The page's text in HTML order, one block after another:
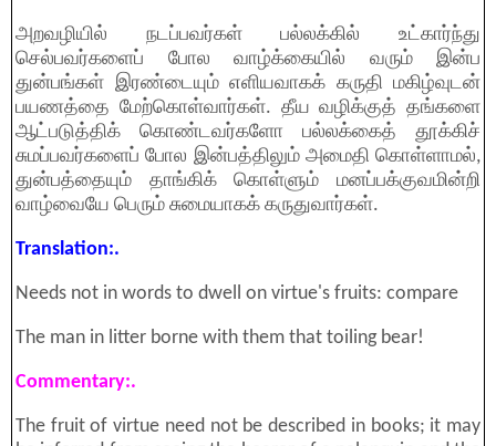
அறவழியில் நடப்பவர்கள் பல்லக்கில் உட்கார்ந்து
செல்பவர்களைப் போல வாழ்க்கையில் வரும் இன்ப
துன்பங்கள் இரண்டையும் எளியவாகக் கருதி மகிழ்வுடன்
பயணத்தை மேற்கொள்வார்கள். தீய வழிக்குத் தங்களை
ஆட்படுத்திக் கொண்டவர்களோ பல்லக்கைத் தூக்கிச்
சுமப்பவர்களைப் போல இன்பத்திலும் அமைதி கொள்ளாமல்,
துன்பத்தையும் தாங்கிக் கொள்ளும் மனப்பக்குவமின்றி
வாழ்வையே பெரும் சுமையாகக் கருதுவார்கள்.
Translation:.
Needs not in words to dwell on virtue's fruits: compare
The man in litter borne with them that toiling bear!
Commentary:.
The fruit of virtue need not be described in books; it may